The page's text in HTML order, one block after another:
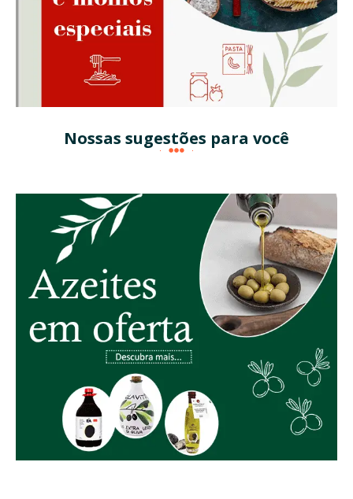
Nossas sugestões para você